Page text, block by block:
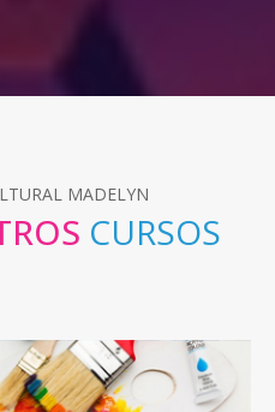
MADELYN
CURSOS